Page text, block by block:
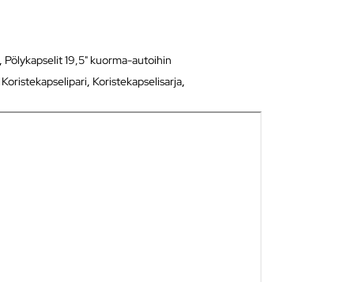
Pölykapselit 19,5" kuorma-autoihin
Koristekapselipari Koristekapselisarja